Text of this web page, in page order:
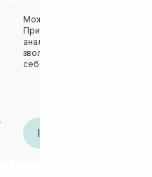
Можу співати оди кохання
Приємна молочкова текстура
аналогом Needly), надає шкірі
зволоження,потім макіяж
себопрофіцитну шкіру, СПФ
І